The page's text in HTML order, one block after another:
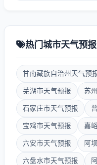
热门城市天气预报
甘南藏族自治州天气预
芜湖市天气预报 苏
石家庄市天气预报
宝鸡市天气预报 嘉
六安市天气预报 阿
六盘水市天气预报